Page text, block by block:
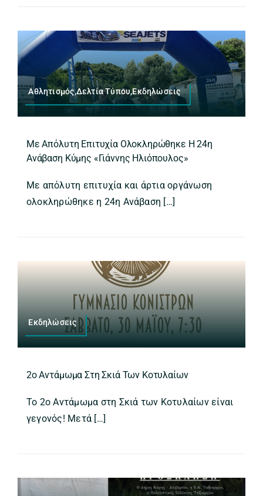
Αθλητισμός,Δελτία Τύπου,Εκδηλώσεις
Με Απόλυτη Επιτυχία Ολοκληρώθηκε Η 24η
Ανάβαση Κύμης «Γιάννης Ηλιόπουλος»
Με απόλυτη επιτυχία και άρτια οργάνωση
ολοκληρώθηκε η 24η Ανάβαση […]
Εκδηλώσεις
2ο Αντάμωμα Στη Σκιά Των Κοτυλαίων
Το 2ο Αντάμωμα στη Σκιά των Κοτυλαίων είναι
γεγονός! Μετά […]